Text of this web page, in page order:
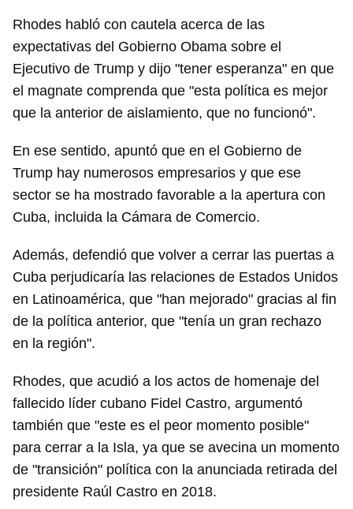
Rhodes habló con cautela acerca de las
expectativas del Gobierno Obama sobre el
Ejecutivo de Trump y dijo "tener esperanza" en que
el magnate comprenda que "esta política es mejor
que la anterior de aislamiento, que no funcionó".
En ese sentido, apuntó que en el Gobierno de
Trump hay numerosos empresarios y que ese
sector se ha mostrado favorable a la apertura con
Cuba, incluida la Cámara de Comercio.
Además, defendió que volver a cerrar las puertas a
Cuba perjudicaría las relaciones de Estados Unidos
en Latinoamérica, que "han mejorado" gracias al fin
de la política anterior, que "tenía un gran rechazo
en la región".
Rhodes, que acudió a los actos de homenaje del
fallecido líder cubano Fidel Castro, argumentó
también que "este es el peor momento posible"
para cerrar a la Isla, ya que se avecina un momento
de "transición" política con la anunciada retirada del
presidente Raúl Castro en 2018.